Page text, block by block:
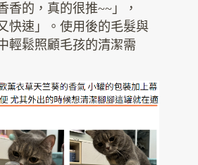
香的，真的很推~~」，
快速」。使用後的毛髮與
輕鬆照顧毛孩的清潔需